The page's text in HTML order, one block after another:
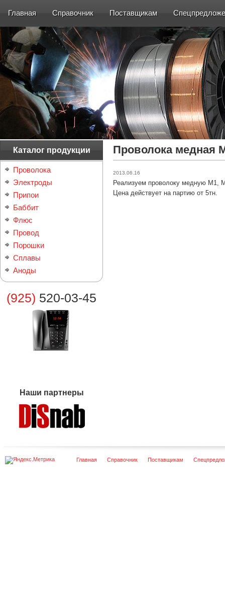
Главная Справочник Поставщикам
Каталог продукции
Проволока
Электроды
Припои
Баббит
Флюс
Провод
Порошки
Сплавы
Аноды
(925) 520-03-45
Наши партнеры
Проволока
2013.06.16
Реализуем проволоку медную М1,
Цена действует на партию от 5тн.
Главная Справочник Поставщикам